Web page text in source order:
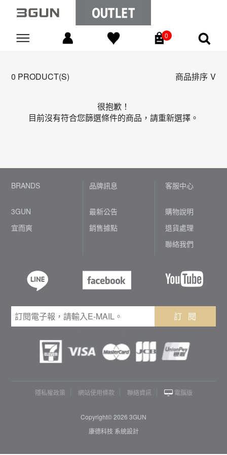
0
0 PRODUCT(S) 商品排序
很抱歉！
目前沒有符合您篩選條件的商品，請重新選擇。
BRANDS
3GUN
宜而爽
品牌訊息
最新公告
銷售據點
客服中心
購物說明
退貨處理
聯絡我們
訂 閱
隱私權政策 網站使用條款 聯絡資訊 電腦版
Copyright© 2026 3GUN
康德科技 系統設計